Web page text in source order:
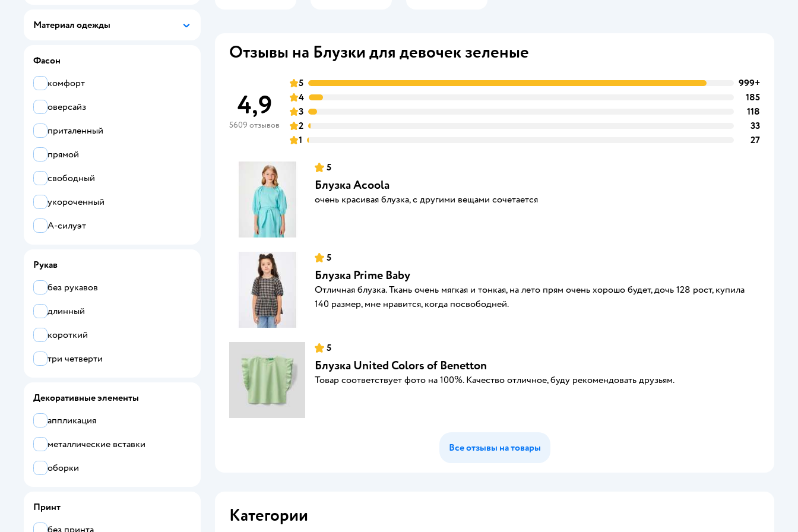
Отзывы на Блузки для девочек зеленые
4,9
5609 отзывов
5
999+
4
185
3
118
2
33
1
27
5
Блузка Acoola
очень красивая блузка, с другими вещами сочетается
5
Блузка Prime Baby
Отличная блузка. Ткань очень мягкая и тонкая, на лето прям очень хорошо будет, дочь 128 рост, купила
140 размер, мне нравится, когда посвободней.
5
Блузка United Colors of Benetton
Товар соответствует фото на 100%. Качество отличное, буду рекомендовать друзьям.
Все отзывы на товары
Категории
фиолетовый
черный
коричневый
бежевый
желтый
оранжевый
бордовый
Материал одежды
Фасон
комфорт
оверсайз
приталенный
прямой
свободный
укороченный
А-силуэт
Рукав
без рукавов
длинный
короткий
три четверти
Декоративные элементы
аппликация
металлические вставки
оборки
Принт
без принта